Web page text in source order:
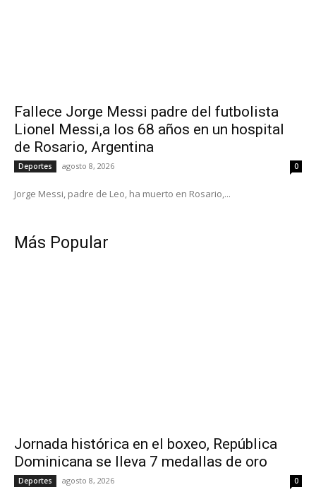
Fallece Jorge Messi padre del futbolista
Lionel Messi,a los 68 años en un hospital
de Rosario, Argentina
Deportes agosto 8, 2026 0
Jorge Messi, padre de Leo, ha muerto en Rosario,...
Más Popular
Jornada histórica en el boxeo, República
Dominicana se lleva 7 medallas de oro
Deportes agosto 8, 2026 0